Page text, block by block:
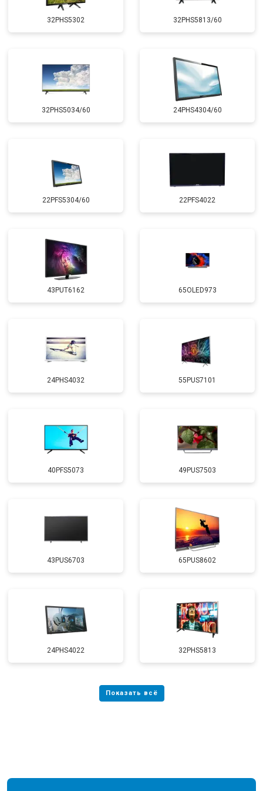
32PHS5302 32PHS5813/60
32PHS5034/60 24PHS4304/60
22PFS5304/60 22PFS4022
43PUT6162 65OLED973
24PHS4032 55PUS7101
40PFS5073 49PUS7503
43PUS6703 65PUS8602
24PHS4022 32PHS5813